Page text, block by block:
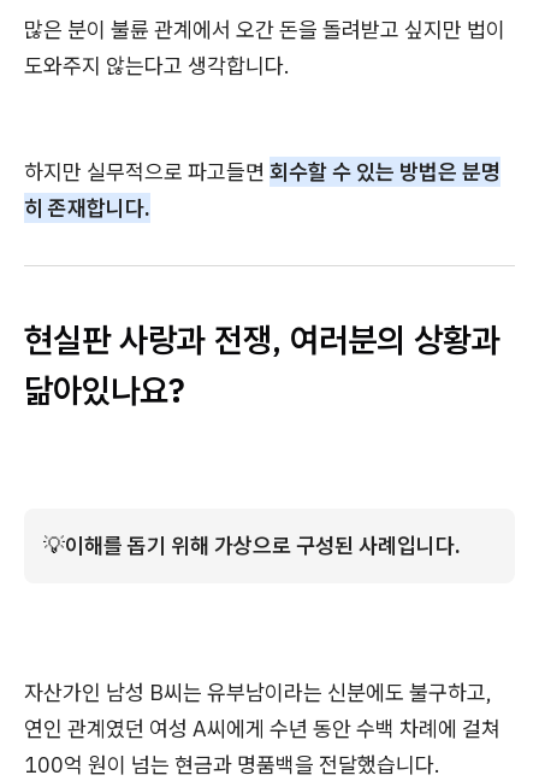
많은 분이 불륜 관계에서 오간 돈을 돌려받고 싶지만 법이
도와주지 않는다고 생각합니다.
하지만 실무적으로 파고들면 회수할 수 있는 방법은 분명
히 존재합니다.
현실판 사랑과 전쟁, 여러분의 상황과
닮아있나요?
💡이해를 돕기 위해 가상으로 구성된 사례입니다.
자산가인 남성 B씨는 유부남이라는 신분에도 불구하고,
연인 관계였던 여성 A씨에게 수년 동안 수백 차례에 걸쳐
100억 원이 넘는 현금과 명품백을 전달했습니다.